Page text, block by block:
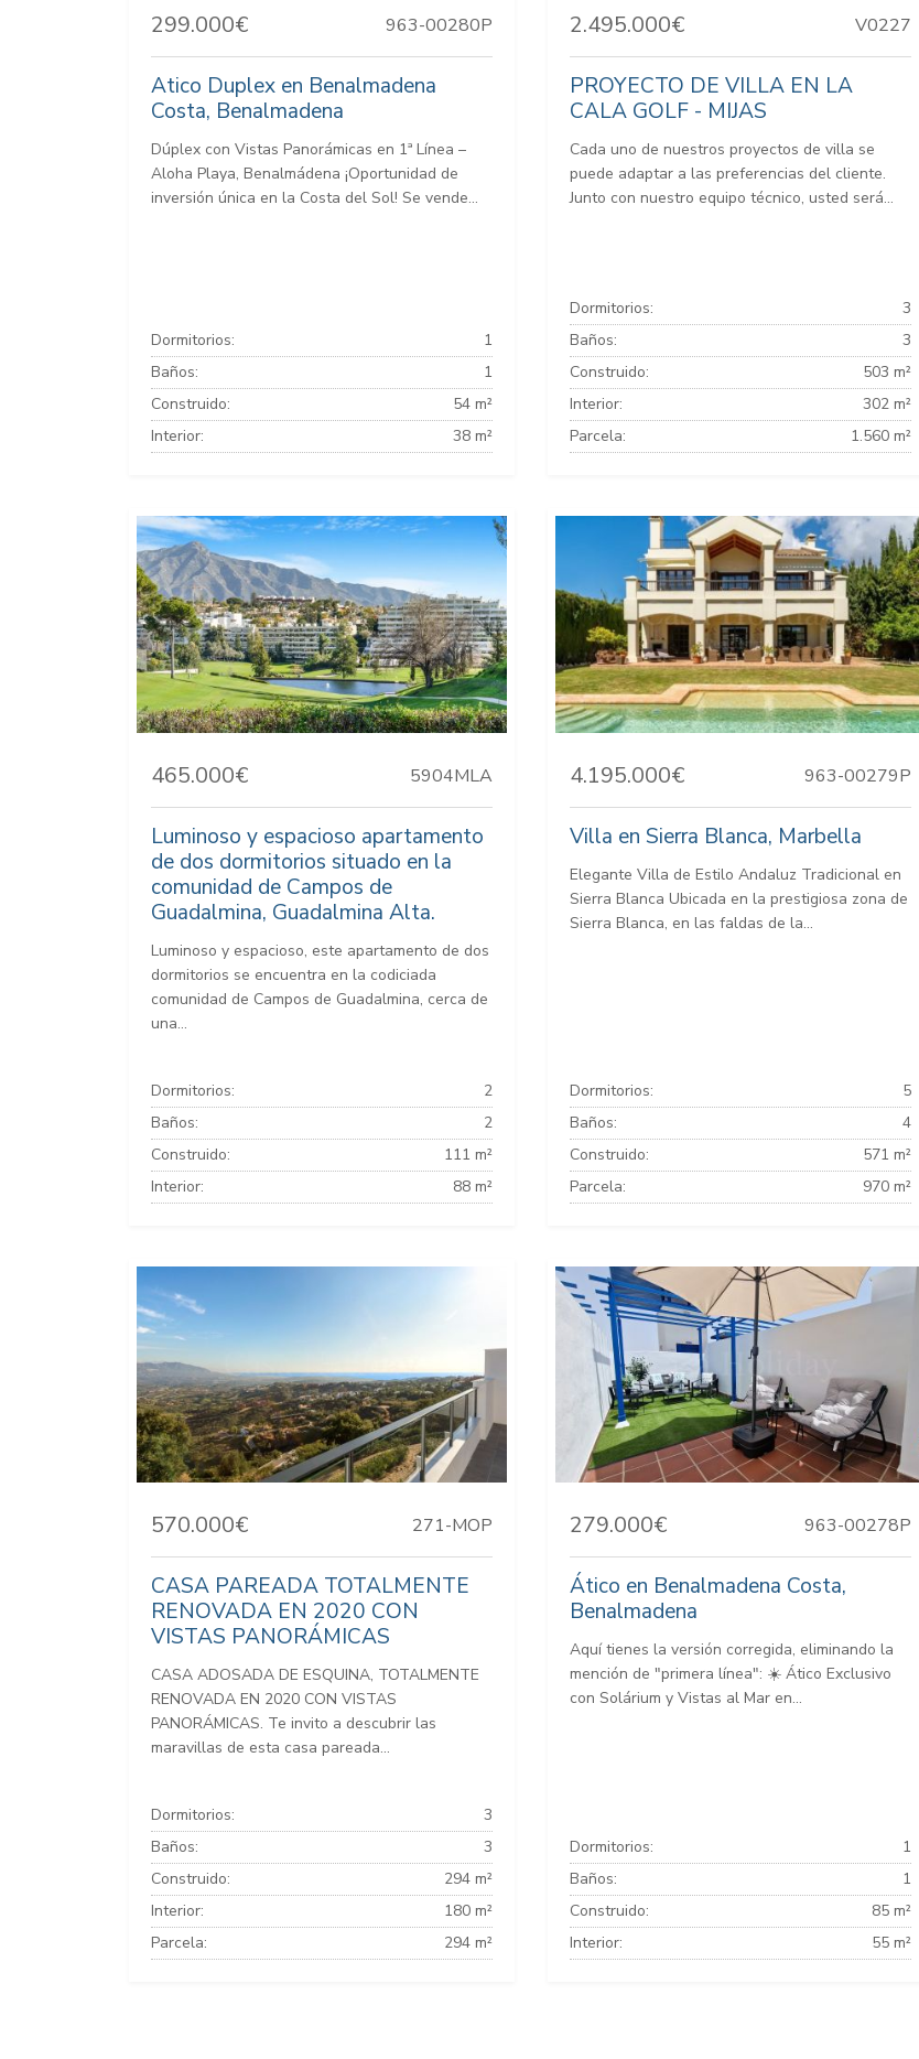
299.000€ 963-00280P
Atico Duplex en Benalmadena
Costa, Benalmadena
Dúplex con Vistas Panorámicas en 1ª Línea –
Aloha Playa, Benalmádena ¡Oportunidad de
inversión única en la Costa del Sol! Se vende...
Dormitorios:
1
Baños:
1
Construido:
54 m²
Interior:
38 m²
2.495.000€ V0227
PROYECTO DE VILLA EN LA
CALA GOLF - MIJAS
Cada uno de nuestros proyectos de villa se
puede adaptar a las preferencias del cliente.
Junto con nuestro equipo técnico, usted será...
Dormitorios:
3
Baños:
3
Construido:
503 m²
Interior:
302 m²
Parcela:
1.560 m²
465.000€ 5904MLA
Luminoso y espacioso apartamento
de dos dormitorios situado en la
comunidad de Campos de
Guadalmina, Guadalmina Alta.
Luminoso y espacioso, este apartamento de dos
dormitorios se encuentra en la codiciada
comunidad de Campos de Guadalmina, cerca de
una...
Dormitorios:
2
Baños:
2
Construido:
111 m²
Interior:
88 m²
4.195.000€ 963-00279P
Villa en Sierra Blanca, Marbella
Elegante Villa de Estilo Andaluz Tradicional en
Sierra Blanca Ubicada en la prestigiosa zona de
Sierra Blanca, en las faldas de la...
Dormitorios:
5
Baños:
4
Construido:
571 m²
Parcela:
970 m²
570.000€ 271-MOP
CASA PAREADA TOTALMENTE
RENOVADA EN 2020 CON
VISTAS PANORÁMICAS
CASA ADOSADA DE ESQUINA, TOTALMENTE
RENOVADA EN 2020 CON VISTAS
PANORÁMICAS. Te invito a descubrir las
maravillas de esta casa pareada...
Dormitorios:
3
Baños:
3
Construido:
294 m²
Interior:
180 m²
Parcela:
294 m²
279.000€ 963-00278P
Ático en Benalmadena Costa,
Benalmadena
Aquí tienes la versión corregida, eliminando la
mención de "primera línea": ☀️ Ático Exclusivo
con Solárium y Vistas al Mar en...
Dormitorios:
1
Baños:
1
Construido:
85 m²
Interior:
55 m²